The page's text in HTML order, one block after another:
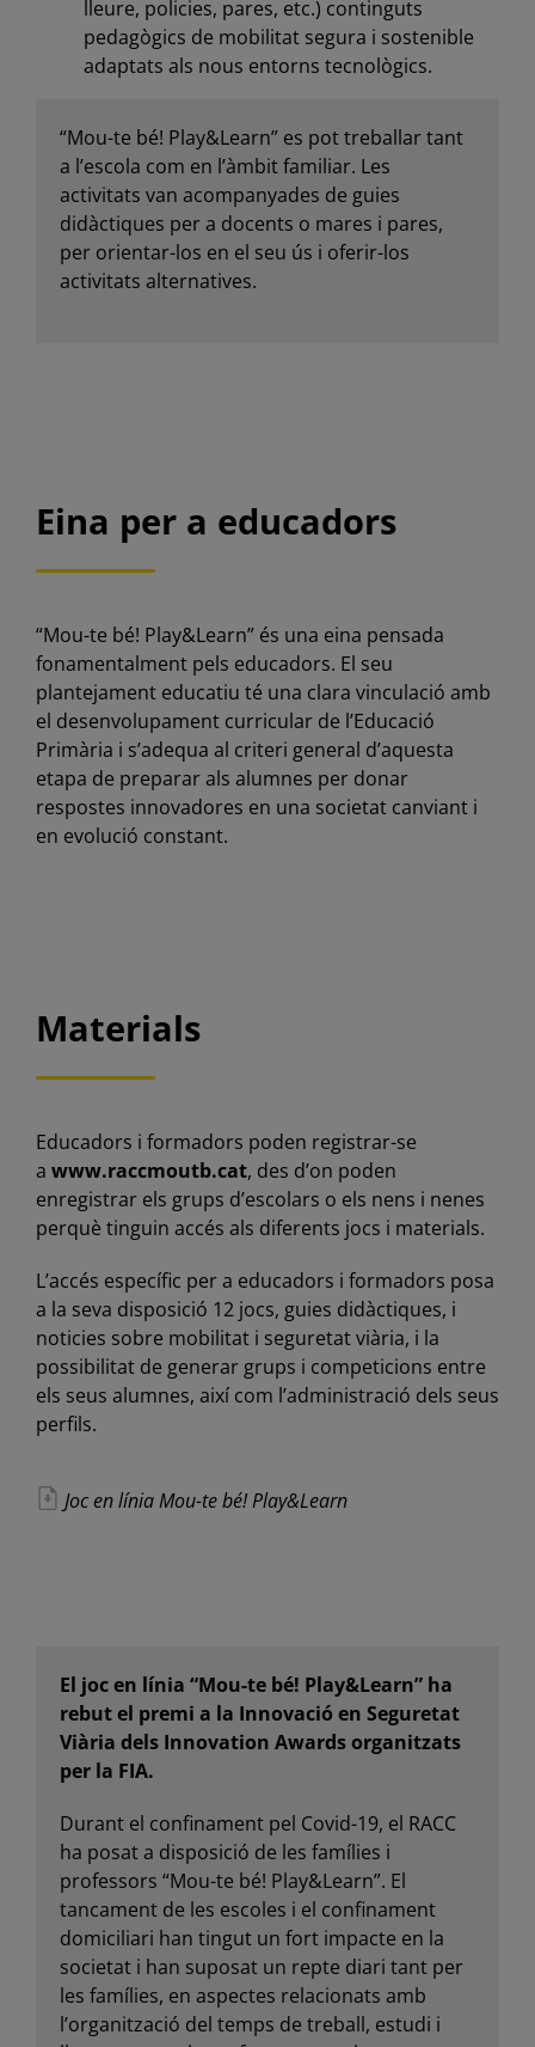
lleure, policies, pares, etc.) continguts
pedagògics de mobilitat segura i sostenible
adaptats als nous entorns tecnològics.
“Mou-te bé! Play&Learn” es pot treballar tant
a l’escola com en l’àmbit familiar. Les
activitats van acompanyades de guies
didàctiques per a docents o mares i pares,
per orientar-los en el seu ús i oferir-los
activitats alternatives.
Eina per a educadors
“Mou-te bé! Play&Learn” és una eina pensada
fonamentalment pels educadors. El seu
plantejament educatiu té una clara vinculació amb
el desenvolupament curricular de l’Educació
Primària i s’adequa al criteri general d’aquesta
etapa de preparar als alumnes per donar
respostes innovadores en una societat canviant i
en evolució constant.
Materials
Educadors i formadors poden registrar-se
a www.raccmoutb.cat, des d’on poden
enregistrar els grups d’escolars o els nens i nenes
perquè tinguin accés als diferents jocs i materials.
L’accés específic per a educadors i formadors posa
a la seva disposició 12 jocs, guies didàctiques, i
noticies sobre mobilitat i seguretat viària, i la
possibilitat de generar grups i competicions entre
els seus alumnes, així com l’administració dels seus
perfils.
Joc en línia Mou-te bé! Play&Learn
El joc en línia “Mou-te bé! Play&Learn” ha
rebut el premi a la Innovació en Seguretat
Viària dels Innovation Awards organitzats
per la FIA.
Durant el confinament pel Covid-19, el RACC
ha posat a disposició de les famílies i
professors “Mou-te bé! Play&Learn”. El
tancament de les escoles i el confinament
domiciliari han tingut un fort impacte en la
societat i han suposat un repte diari tant per
les famílies, en aspectes relacionats amb
l’organització del temps de treball, estudi i